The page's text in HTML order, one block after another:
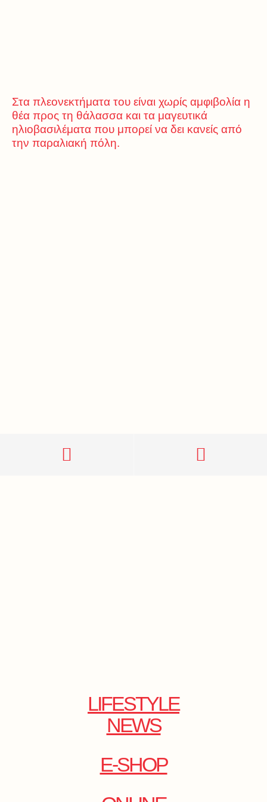
Στα πλεονεκτήματα του είναι χωρίς αμφιβολία η
θέα προς τη θάλασσα και τα μαγευτικά
ηλιοβασιλέματα που μπορεί να δει κανείς από
την παραλιακή πόλη.
LIFESTYLE
NEWS
E-SHOP